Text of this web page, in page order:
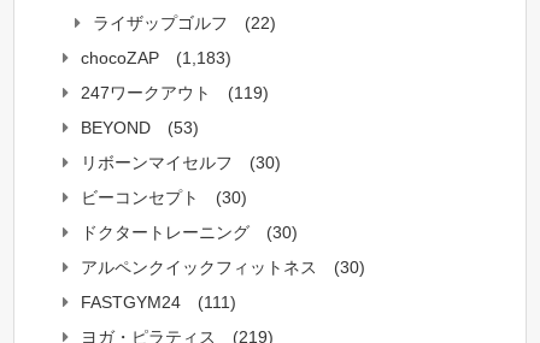
ライザップゴルフ
(22)
chocoZAP
(1,183)
247ワークアウト
(119)
BEYOND
(53)
リボーンマイセルフ
(30)
ビーコンセプト
(30)
ドクタートレーニング
(30)
アルペンクイックフィットネス
(30)
FASTGYM24
(111)
ヨガ・ピラティス
(219)